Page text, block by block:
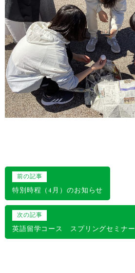
投
稿
ナ
ビ
ゲ
前の記事
特別時程（4月）のお知らせ
次の記事
英語留学コース スプリングセミナー